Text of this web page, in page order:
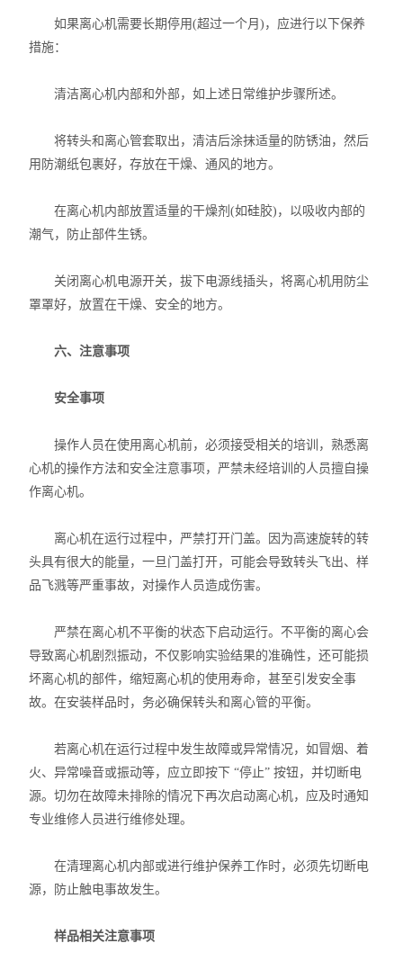
如果离心机需要长期停用(超过一个月)，应进行以下保养
措施：
清洁离心机内部和外部，如上述日常维护步骤所述。
将转头和离心管套取出，清洁后涂抹适量的防锈油，然后
用防潮纸包裹好，存放在干燥、通风的地方。
在离心机内部放置适量的干燥剂(如硅胶)，以吸收内部的
潮气，防止部件生锈。
关闭离心机电源开关，拔下电源线插头，将离心机用防尘
罩罩好，放置在干燥、安全的地方。
六、注意事项
安全事项
操作人员在使用离心机前，必须接受相关的培训，熟悉离
心机的操作方法和安全注意事项，严禁未经培训的人员擅自操
作离心机。
离心机在运行过程中，严禁打开门盖。因为高速旋转的转
头具有很大的能量，一旦门盖打开，可能会导致转头飞出、样
品飞溅等严重事故，对操作人员造成伤害。
严禁在离心机不平衡的状态下启动运行。不平衡的离心会
导致离心机剧烈振动，不仅影响实验结果的准确性，还可能损
坏离心机的部件，缩短离心机的使用寿命，甚至引发安全事
故。在安装样品时，务必确保转头和离心管的平衡。
若离心机在运行过程中发生故障或异常情况，如冒烟、着
火、异常噪音或振动等，应立即按下 “停止” 按钮，并切断电
源。切勿在故障未排除的情况下再次启动离心机，应及时通知
专业维修人员进行维修处理。
在清理离心机内部或进行维护保养工作时，必须先切断电
源，防止触电事故发生。
样品相关注意事项